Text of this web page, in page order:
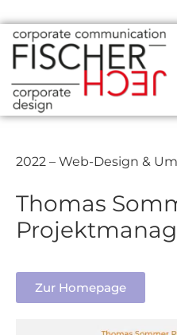
2022 – Web-Design &
Thomas
Zur Homepage